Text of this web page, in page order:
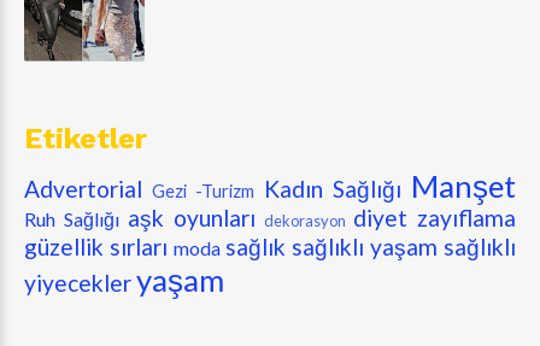
Etiketler
Advertorial Gezi -Turizm Kadın Sağlığı Manşet
Ruh Sağlığı aşk oyunları dekorasyon diyet zayıflama
güzellik sırları moda sağlık sağlıklı yaşam sağlıklı
yiyecekleryaşam